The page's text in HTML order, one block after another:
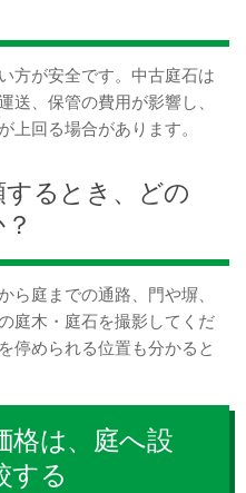
方が安全です。中古庭石は
送、保管の費用が影響し、
上回る場合があります。
するとき、どの
ら庭までの通路、門や塀、
庭木・庭石を撮影してくだ
停められる位置も分かると
格は、庭へ設
する